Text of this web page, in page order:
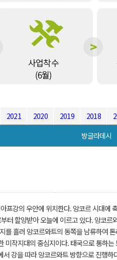
2021 2020 2019 2018
방글라데시
프강의 우안에 위치한다. 앙코르 시대에
터 할양받아 오늘에 이르고 있다. 앙코
를 흘러 앙코르와트의 동쪽을 남류하여
미작지대의 중심지이다. 태국으로 통하는
강을 따라 앙코르와트 방향으로 진행